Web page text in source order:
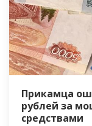
Прикамца
рублей за
средствами